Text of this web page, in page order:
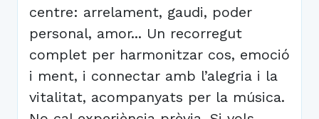
centre: arrelament, gaudi, poder
personal, amor... Un recorregut
complet per harmonitzar cos, emoció
i ment, i connectar amb l’alegria i la
vitalitat, acompanyats per la música.